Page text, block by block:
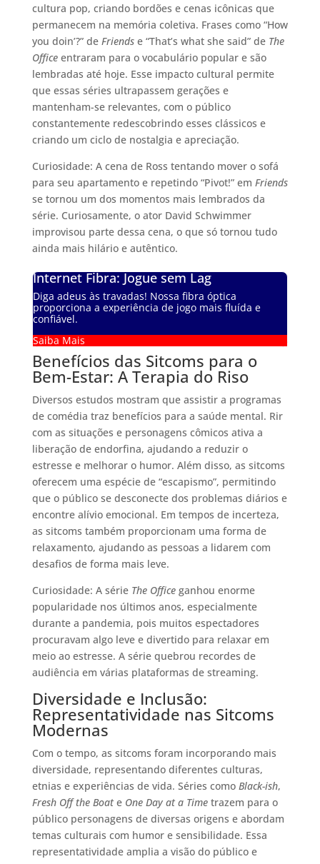
cultura pop, criando bordões e cenas icônicas que
permanecem na memória coletiva. Frases como “How
you doin’?” de Friendse “That’s what she said” de The
Officeentraram para o vocabulário popular e são
lembradas até hoje. Esse impacto cultural permite
que essas séries ultrapassem gerações e
mantenham-se relevantes, com o público
constantemente redescobrindo esses clássicos e
criando um ciclo de nostalgia e apreciação.
Curiosidade: A cena de Ross tentando mover o sofá
para seu apartamento e repetindo “Pivot!” em Friends
se tornou um dos momentos mais lembrados da
série. Curiosamente, o ator David Schwimmer
improvisou parte dessa cena, o que só tornou tudo
ainda mais hilário e autêntico.
Internet Fibra: Jogue sem Lag
Diga adeus às travadas! Nossa fibra óptica
proporciona a experiência de jogo mais fluída e
confiável.
Saiba Mais
Benefícios das Sitcoms para o
Bem-Estar: A Terapia do Riso
Diversos estudos mostram que assistir a programas
de comédia traz benefícios para a saúde mental. Rir
com as situações e personagens cômicos ativa a
liberação de endorfina, ajudando a reduzir o
estresse e melhorar o humor. Além disso, as sitcoms
oferecem uma espécie de “escapismo”, permitindo
que o público se desconecte dos problemas diários e
encontre alívio emocional. Em tempos de incerteza,
as sitcoms também proporcionam uma forma de
relaxamento, ajudando as pessoas a lidarem com
desafios de forma mais leve.
Curiosidade: A série The Officeganhou enorme
popularidade nos últimos anos, especialmente
durante a pandemia, pois muitos espectadores
procuravam algo leve e divertido para relaxar em
meio ao estresse. A série quebrou recordes de
audiência em várias plataformas de streaming.
Diversidade e Inclusão:
Representatividade nas Sitcoms
Modernas
Com o tempo, as sitcoms foram incorporando mais
diversidade, representando diferentes culturas,
etnias e experiências de vida. Séries como Black-ish,
Fresh Off the Boate One Day at a Timetrazem para o
público personagens de diversas origens e abordam
temas culturais com humor e sensibilidade. Essa
representatividade amplia a visão do público e